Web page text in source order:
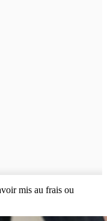
mis au frais ou